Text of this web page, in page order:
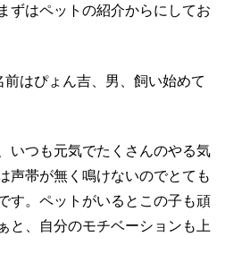
ずはペットの紹介からにしてお
前はぴょん吉、男、飼い始めて
いつも元気でたくさんのやる気
声帯が無く鳴けないのでとても
す。ペットがいるとこの子も頑
と、自分のモチベーションも上